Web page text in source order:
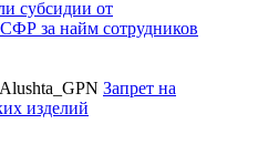
субсидии от
за найм сотрудников
Alushta_GPN Запрет на
изделий